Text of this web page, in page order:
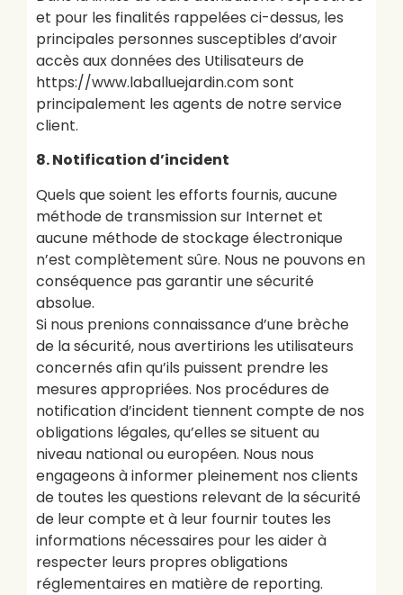
et pour les finalités rappelées ci-dessus, les
principales personnes susceptibles d’avoir
accès aux données des Utilisateurs de
https://www.laballuejardin.com sont
principalement les agents de notre service
client.
8. Notification d’incident
Quels que soient les efforts fournis, aucune
méthode de transmission sur Internet et
aucune méthode de stockage électronique
n’est complètement sûre. Nous ne pouvons en
conséquence pas garantir une sécurité
absolue.
Si nous prenions connaissance d’une brèche
de la sécurité, nous avertirions les utilisateurs
concernés afin qu’ils puissent prendre les
mesures appropriées. Nos procédures de
notification d’incident tiennent compte de nos
obligations légales, qu’elles se situent au
niveau national ou européen. Nous nous
engageons à informer pleinement nos clients
de toutes les questions relevant de la sécurité
de leur compte et à leur fournir toutes les
informations nécessaires pour les aider à
respecter leurs propres obligations
réglementaires en matière de reporting.